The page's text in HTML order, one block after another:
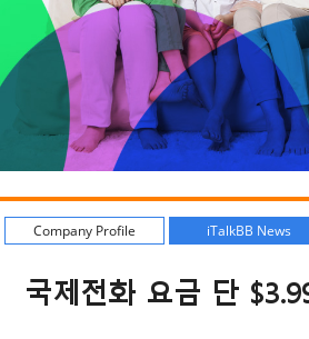
Company Profile iTalkBB News
국제전화 요금 단